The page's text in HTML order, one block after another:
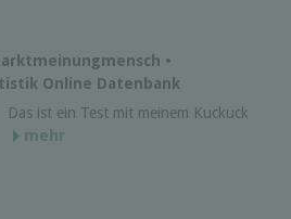
•
Online Datenbank
Das ist ein Test mit meinem Kuckuck
mehr